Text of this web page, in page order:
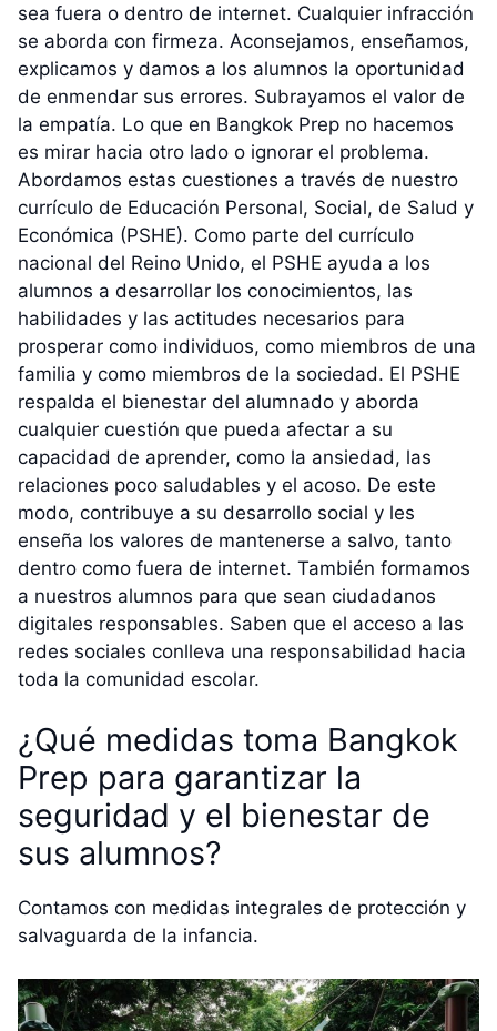
sea fuera o dentro de internet. Cualquier infracción
se aborda con firmeza. Aconsejamos, enseñamos,
explicamos y damos a los alumnos la oportunidad
de enmendar sus errores. Subrayamos el valor de
la empatía. Lo que en Bangkok Prep no hacemos
es mirar hacia otro lado o ignorar el problema.
Abordamos estas cuestiones a través de nuestro
currículo de Educación Personal, Social, de Salud y
Económica (PSHE). Como parte del currículo
nacional del Reino Unido, el PSHE ayuda a los
alumnos a desarrollar los conocimientos, las
habilidades y las actitudes necesarios para
prosperar como individuos, como miembros de una
familia y como miembros de la sociedad. El PSHE
respalda el bienestar del alumnado y aborda
cualquier cuestión que pueda afectar a su
capacidad de aprender, como la ansiedad, las
relaciones poco saludables y el acoso. De este
modo, contribuye a su desarrollo social y les
enseña los valores de mantenerse a salvo, tanto
dentro como fuera de internet. También formamos
a nuestros alumnos para que sean ciudadanos
digitales responsables. Saben que el acceso a las
redes sociales conlleva una responsabilidad hacia
toda la comunidad escolar.
¿Qué medidas toma Bangkok
Prep para garantizar la
seguridad y el bienestar de
sus alumnos?
Contamos con medidas integrales de protección y
salvaguarda de la infancia.